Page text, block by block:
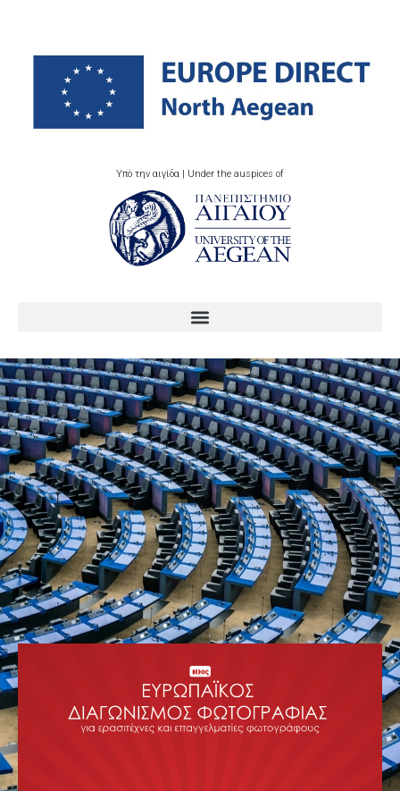
Υπό την αιγίδα | Under the auspices of